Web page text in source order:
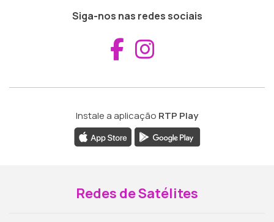
Siga-nos nas redes sociais
Aceder ao
Instale a aplicação RTP Play
Redes de Satélites